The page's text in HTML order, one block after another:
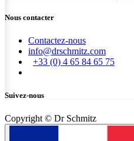
Nous contacter
Contactez-nous
info@drschmitz.com
+33 (0) 4 65 84 65 75
Suivez-nous
Copyright © Dr Schmitz